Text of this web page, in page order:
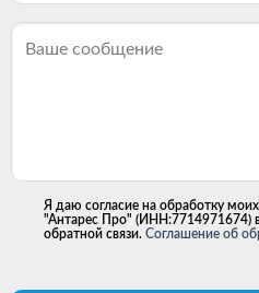
Я даю согласие на обработку
"Антарес Про" (ИНН:7714971674) в
обратной связи. Соглашение об